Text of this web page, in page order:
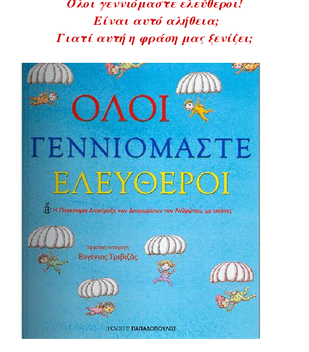
Είναι αυτό αλήθεια;
Γιατί αυτή η φράση μας ξενίζει;